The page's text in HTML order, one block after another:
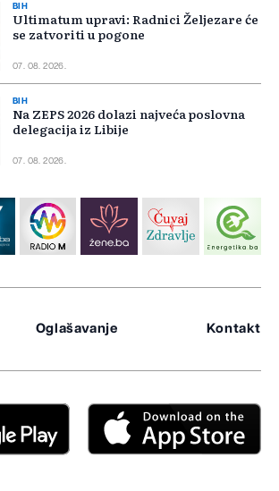
BIH
Ultimatum upravi: Radnici Željezare će
se zatvoriti u pogone
07. 08. 2026.
BIH
Na ZEPS 2026 dolazi najveća poslovna
delegacija iz Libije
07. 08. 2026.
Oglašavanje Kontakt